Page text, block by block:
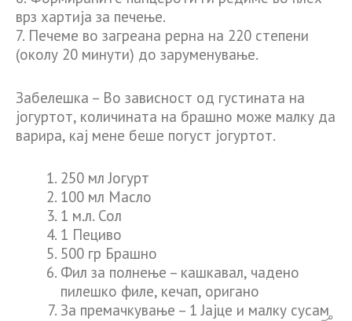
врз хартија за печење.
7. Печеме во загреана рерна на 220 степени
(околу 20 минути) до заруменување.
Забелешка – Во зависност од густината на
јогуртот, количината на брашно може малку да
варира, кај мене беше погуст јогуртот.
250 мл Јогурт
100 мл Масло
1 м.л. Сол
1 Пециво
500 гр Брашно
Фил за полнење – кашкавал, чадено
пилешко филе, кечап, оригано
За премачкување – 1 Јајце и малку сусам